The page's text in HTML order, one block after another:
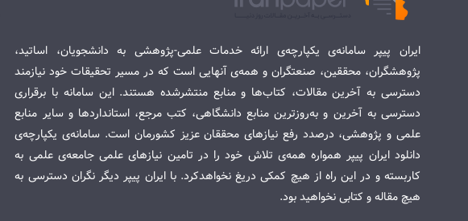
ایران پیپر سامانه‌ی یکپارچه‌ی ارائه خدمات علمی-پژوهشی به دانشجویان، اساتید،
پژوهشگران، محققین، صنعتگران و همه‌ی آنهایی است که در مسیر تحقیقات خود نیازمند
دسترسی به آخرین مقالات، کتاب‌ها و منابع منتشرشده هستند. این سامانه با برقراری
دسترسی به آخرین و به‌روزترین منابع دانشگاهی، کتب مرجع، استانداردها و سایر منابع
علمی و پژوهشی، درصدد رفع نیازهای محققان عزیز کشورمان است. سامانه‌ی یکپارچه‌ی
دانلود ایران پیپر همواره همه‌ی تلاش خود را در تامین نیازهای علمی جامعه‌ی علمی به
کاربسته و در این راه از هیچ کمکی دریغ نخواهدکرد. با ایران پیپر دیگر نگران دسترسی به
هیچ مقاله و کتابی نخواهید بود.